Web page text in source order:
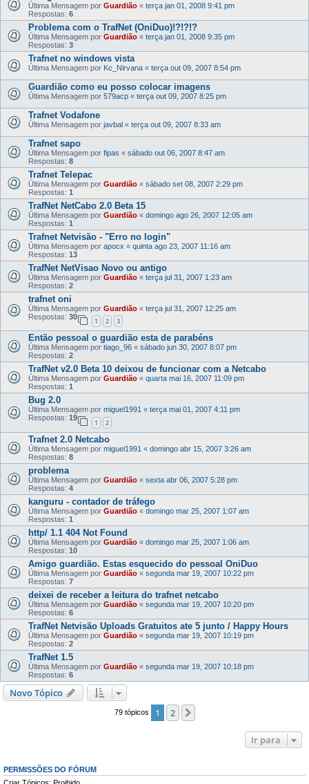
Última Mensagem por Guardião « terça jan 01, 2008 9:41 pm
Respostas: 6
Problema com o TrafNet (OniDuo)!?!?!?
Última Mensagem por Guardião « terça jan 01, 2008 9:35 pm
Respostas: 3
Trafnet no windows vista
Última Mensagem por Kc_Nirvana « terça out 09, 2007 8:54 pm
Guardião como eu posso colocar imagens
Última Mensagem por 579acp « terça out 09, 2007 8:25 pm
Trafnet Vodafone
Última Mensagem por javbal « terça out 09, 2007 8:33 am
Trafnet sapo
Última Mensagem por fipas « sábado out 06, 2007 8:47 am
Respostas: 8
Trafnet Telepac
Última Mensagem por Guardião « sábado set 08, 2007 2:29 pm
Respostas: 1
TrafNet NetCabo 2.0 Beta 15
Última Mensagem por Guardião « domingo ago 26, 2007 12:05 am
Respostas: 1
Trafnet Netvisão - "Erro no login"
Última Mensagem por apocx « quinta ago 23, 2007 11:16 am
Respostas: 13
TrafNet NetVisao Novo ou antigo
Última Mensagem por Guardião « terça jul 31, 2007 1:23 am
Respostas: 2
trafnet oni
Última Mensagem por Guardião « terça jul 31, 2007 12:25 am
Respostas: 30
1 2 3
Então pessoal o guardião esta de parabéns
Última Mensagem por tiago_96 « sábado jun 30, 2007 8:07 pm
Respostas: 2
TrafNet v2.0 Beta 10 deixou de funcionar com a Netcabo
Última Mensagem por Guardião « quarta mai 16, 2007 11:09 pm
Respostas: 1
Bug 2.0
Última Mensagem por miguel1991 « terça mai 01, 2007 4:11 pm
Respostas: 19
1 2
Trafnet 2.0 Netcabo
Última Mensagem por miguel1991 « domingo abr 15, 2007 3:26 am
Respostas: 8
problema
Última Mensagem por Guardião « sexta abr 06, 2007 5:28 pm
Respostas: 4
kanguru - contador de tráfego
Última Mensagem por Guardião « domingo mar 25, 2007 1:07 am
Respostas: 1
http/ 1.1 404 Not Found
Última Mensagem por Guardião « domingo mar 25, 2007 1:06 am
Respostas: 10
Amigo guardião. Estas esquecido do pessoal OniDuo
Última Mensagem por Guardião « segunda mar 19, 2007 10:22 pm
Respostas: 7
deixei de receber a leitura do trafnet netcabo
Última Mensagem por Guardião « segunda mar 19, 2007 10:20 pm
Respostas: 6
TrafNet Netvisão Uploads Gratuitos ate 5 junto / Happy Hours
Última Mensagem por Guardião « segunda mar 19, 2007 10:19 pm
Respostas: 2
TrafNet 1.5
Última Mensagem por Guardião « segunda mar 19, 2007 10:18 pm
Respostas: 6
Novo Tópico
79 tópicos 1 2
Ir para
PERMISSÕES DO FÓRUM